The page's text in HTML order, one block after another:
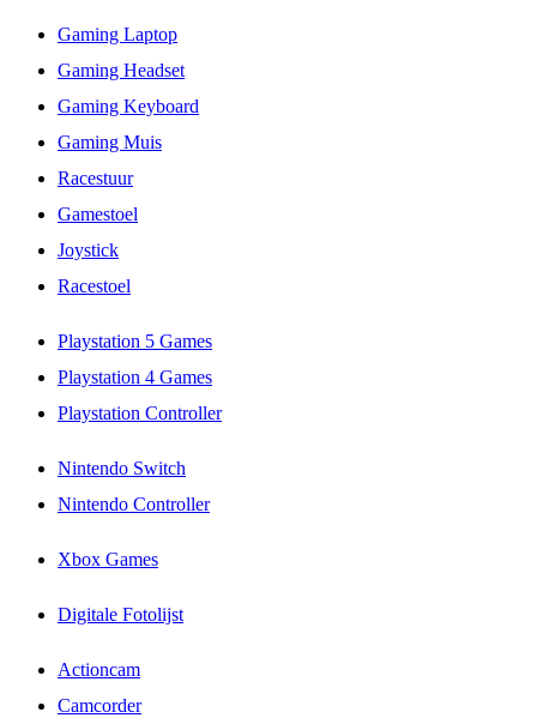
Gaming Laptop
Gaming Headset
Gaming Keyboard
Gaming Muis
Racestuur
Gamestoel
Joystick
Racestoel
Playstation 5 Games
Playstation 4 Games
Playstation Controller
Nintendo Switch
Nintendo Controller
Xbox Games
Digitale Fotolijst
Actioncam
Camcorder